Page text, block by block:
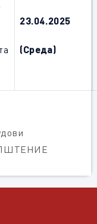
23.04.2025
(Среда)